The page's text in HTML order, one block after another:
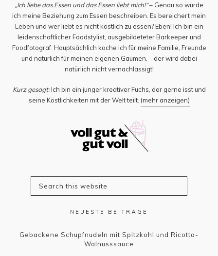
„Ich liebe das Essen und das Essen liebt mich!“– Genau so würde
ich meine Beziehung zum Essen beschreiben. Es bereichert mein
Leben und wer liebt es nicht köstlich zu essen? Eben! Ich bin ein
leidenschaftlicher Foodstylist, ausgebildeteter Barkeeper und
Foodfotograf. Hauptsächlich koche ich für meine Familie, Freunde
und natürlich für meinen eigenen Gaumen. – der wird dabei
natürlich nicht vernachlässigt!
Kurz gesagt:Ich bin ein junger kreativer Fuchs, der gerne isst und
seine Köstlichkeiten mit der Welt teilt. (mehr anzeigen)
NEUESTE BEITRÄGE
Gebackene Schupfnudeln mit Spitzkohl und Ricotta-
Walnusssauce